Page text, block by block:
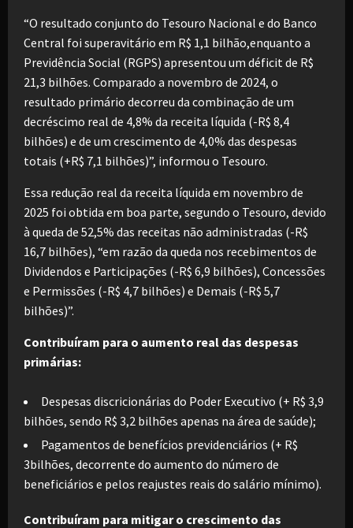
“O resultado conjunto do Tesouro Nacional e do Banco
Central foi superavitário em R$ 1,1 bilhão,enquanto a
Previdência Social (RGPS) apresentou um déficit de R$
21,3 bilhões. Comparado a novembro de 2024, o
resultado primário decorreu da combinação de um
decréscimo real de 4,8% da receita líquida (-R$ 8,4
bilhões) e de um crescimento de 4,0% das despesas
totais (+R$ 7,1 bilhões)”, informou o Tesouro.
Essa redução real da receita líquida em novembro de
2025 foi obtida em boa parte, segundo o Tesouro, devido
à queda de 52,5% das receitas não administradas (-R$
16,7 bilhões), “em razão da queda nos recebimentos de
Dividendos e Participações (-R$ 6,9 bilhões), Concessões
e Permissões (-R$ 4,7 bilhões) e Demais (-R$ 5,7
bilhões)”.
Contribuíram para o aumento real das despesas
primárias:
Despesas discricionárias do Poder Executivo (+ R$ 3,9
bilhões, sendo R$ 3,2 bilhões apenas na área de saúde);
Pagamentos de benefícios previdenciários (+ R$
3bilhões, decorrente do aumento do número de
beneficiários e pelos reajustes reais do salário mínimo).
Contribuíram para mitigar o crescimento das